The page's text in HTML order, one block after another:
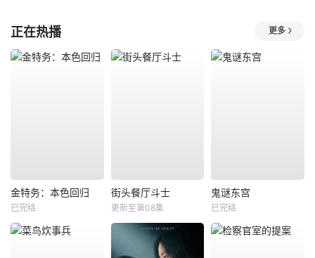
正在热播 更多
金特务：本色回归
已完结
街头餐厅斗士
更新至第08集
鬼谜东宫
已完结